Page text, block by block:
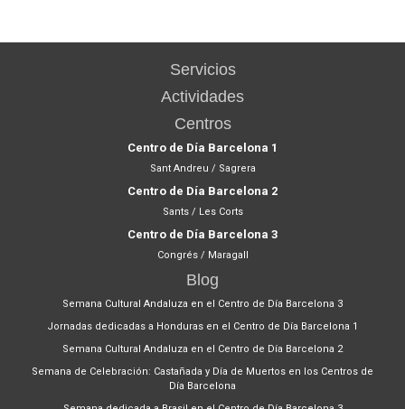
Servicios
Actividades
Centros
Centro de Día Barcelona 1
Sant Andreu / Sagrera
Centro de Día Barcelona 2
Sants / Les Corts
Centro de Día Barcelona 3
Congrés / Maragall
Blog
Semana Cultural Andaluza en el Centro de Día Barcelona 3
Jornadas dedicadas a Honduras en el Centro de Día Barcelona 1
Semana Cultural Andaluza en el Centro de Día Barcelona 2
Semana de Celebración: Castañada y Día de Muertos en los Centros de
Día Barcelona